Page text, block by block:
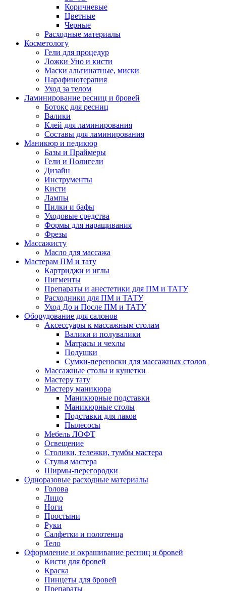
Коричневые
Цветные
Черные
Расходные материалы
Косметологу
Гели для процедур
Ложки Уно и кисти
Маски альгинатные, миски
Парафинотерапия
Уход за телом
Ламинирование ресниц и бровей
Ботокс для ресниц
Валики
Клей для ламинирования
Составы для ламинирования
Маникюр и педикюр
Базы и Праймеры
Гели и Полигели
Дизайн
Инструменты
Кисти
Лампы
Пилки и бафы
Уходовые средства
Формы для наращивания
Фрезы
Массажисту
Масло для массажа
Мастерам ПМ и тату
Картриджи и иглы
Пигменты
Препараты и анестетики для ПМ и ТАТУ
Расходники для ПМ и ТАТУ
Уход До и После ПМ и ТАТУ
Оборудование для салонов
Аксессуары к массажным столам
Валики и полувалики
Матрасы и чехлы
Подушки
Сумки-переноски для массажных столов
Массажные столы и кушетки
Мастеру тату
Мастеру маникюра
Маникюрные подставки
Маникюрные столы
Подставки для лаков
Пылесосы
Мебель ЛОФТ
Освещение
Столики, тележки, тумбы мастера
Стулья мастера
Ширмы-перегородки
Одноразовые расходные материалы
Голова
Лицо
Ноги
Простыни
Руки
Салфетки и полотенца
Тело
Оформление и окрашивание ресниц и бровей
Кисти для бровей
Краска
Пинцеты для бровей
Препараты